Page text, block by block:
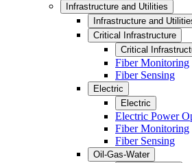
Infrastructure and Utilities
Infrastructure and
Critical Infrastructure
Critical
Fiber Monitoring
Fiber Sensing
Electric
Electric
Electric Power
Fiber Monitoring
Fiber Sensing
Oil-Gas-Water